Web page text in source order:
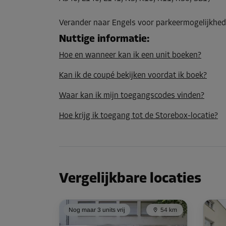
L:1,3m B:1,1m H:2,5m
Unit 29
Oppervlak: 4,8 m²
Unit 32
Unit 33
Oppervlak: 2,4 m²
Verander naar Engels voor
Nuttige informatie:
Hoe en wanneer kan ik een unit boeken?
Kan ik de coupé bekijken voordat ik boek?
Waar kan ik mijn toegangscodes vinden?
Hoe krijg ik toegang tot de Storebox-locatie?
Vergelijkbare locaties
Nog maar 3 units vrij 54 km